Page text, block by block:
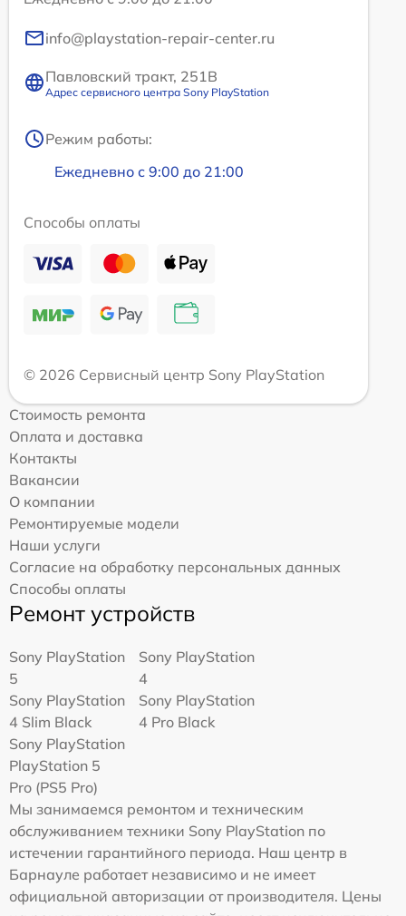
info@playstation-repair-center.ru
Павловский тракт, 251В
Адрес сервисного центра Sony PlayStation
Режим работы:
Ежедневно с 9:00 до 21:00
Способы оплаты
© 2026 Сервисный центр Sony PlayStation
Стоимость ремонта
Оплата и доставка
Контакты
Вакансии
О компании
Ремонтируемые модели
Наши услуги
Согласие на обработку персональных данных
Способы оплаты
Ремонт устройств
Sony PlayStation
5
Sony PlayStation
4
Sony PlayStation
4 Slim Black
Sony PlayStation
4 Pro Black
Sony PlayStation
PlayStation 5
Pro (PS5 Pro)
Мы занимаемся ремонтом и техническим
обслуживанием техники Sony PlayStation по
истечении гарантийного периода. Наш центр в
Барнауле работает независимо и не имеет
официальной авторизации от производителя. Цены